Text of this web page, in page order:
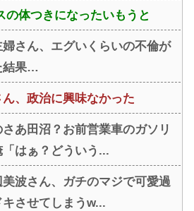
の体つきになったいもうと
さん、エグいくらいの不倫が
結果…
ん、政治に興味なかった
さあ田沼？お前営業車のガソリ
はぁ？どういう...
美波さん、ガチのマジで可愛過
させてしまうw...